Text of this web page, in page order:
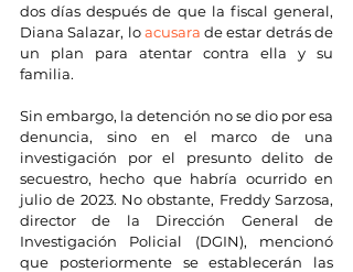
dos días después de que la fiscal general,
Diana Salazar, lo acusara de estar detrás de
un plan para atentar contra ella y su
familia.
Sin embargo, la detención no se dio por esa
denuncia, sino en el marco de una
investigación por el presunto delito de
secuestro, hecho que habría ocurrido en
julio de 2023. No obstante, Freddy Sarzosa,
director de la Dirección General de
Investigación Policial (DGIN), mencionó
que posteriormente se establecerán las